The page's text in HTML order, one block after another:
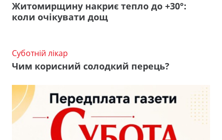
Житомирщину накриє тепло до +30°:
коли очікувати дощ
Суботній лікар
Чим корисний солодкий перець?